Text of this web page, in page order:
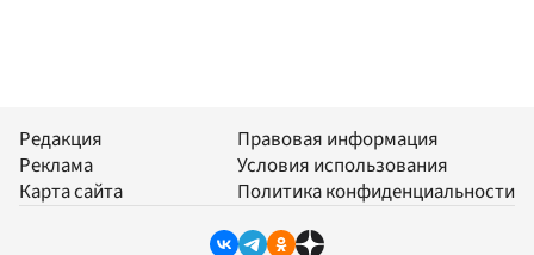
Редакция
Реклама
Карта сайта
Правовая информация
Условия использования
Политика конфиденциальности